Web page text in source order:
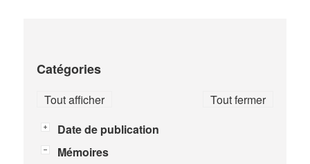
Catégories
Tout fermer
Tout afficher
Date de publication
Mémoires